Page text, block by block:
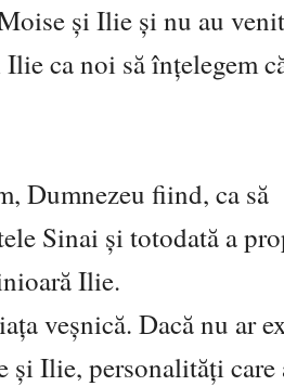
şi Ilie şi nu au
ca noi să înțelegem
Dumnezeu fiind, ca să
Sinai şi totodată a
Ilie.
veşnică. Dacă nu ar
şi Ilie, personalități care